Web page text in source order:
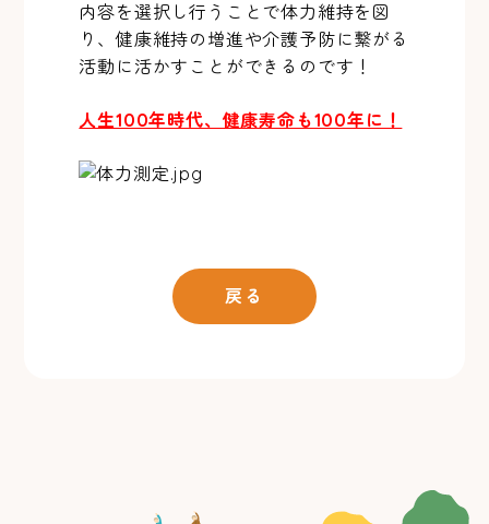
内容を選択し行うことで体力維持を図
り、健康維持の増進や介護予防に繋がる
活動に活かすことができるのです！
人生100年時代、健康寿命も100年に！
戻る